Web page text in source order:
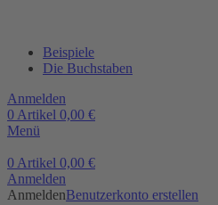
Beispiele
Die Buchstaben
Anmelden
0 Artikel 0,00 €
Menü
0 Artikel 0,00 €
Anmelden
AnmeldenBenutzerkonto erstellen